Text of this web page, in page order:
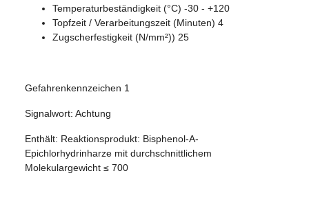
Temperaturbeständigkeit (°C) -30 - +120
Topfzeit / Verarbeitungszeit (Minuten) 4
Zugscherfestigkeit (N/mm²)) 25
Gefahrenkennzeichen 1
Signalwort: Achtung
Enthält: Reaktionsprodukt: Bisphenol-A-
Epichlorhydrinharze mit durchschnittlichem
Molekulargewicht ≤ 700